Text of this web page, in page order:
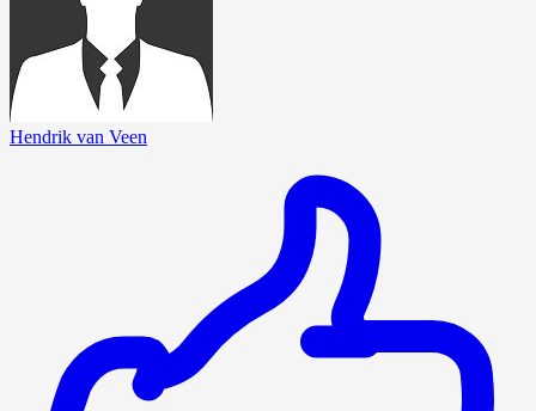
Hendrik van Veen